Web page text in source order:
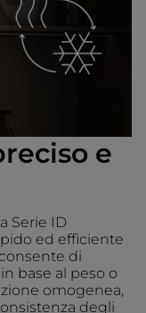
e
Serie ID
ed efficiente
di
base al peso o
omogenea,
degli